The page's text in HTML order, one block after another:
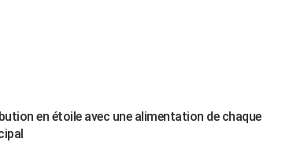
en étoile avec une alimentation de chaque